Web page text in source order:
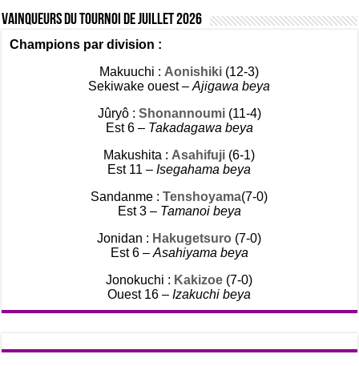
Vainqueurs du tournoi de Juillet 2026
Champions par division :
Makuuchi : Aonishiki (12-3)
Sekiwake ouest –Ajigawa beya
Jûryô : Shonannoumi (11-4)
Est 6 – Takadagawa beya
Makushita : Asahifuji (6-1)
Est 11 –Isegahama beya
Sandanme :Tenshoyama(7-0)
Est 3 – Tamanoi beya
Jonidan : Hakugetsuro (7-0)
Est 6 – Asahiyama beya
Jonokuchi : Kakizoe (7-0)
Ouest 16 –Izakuchi beya